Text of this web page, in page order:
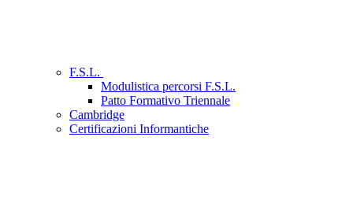
F.S.L.
Modulistica percorsi F.S.L.
Patto Formativo Triennale
Cambridge
Certificazioni Informantiche